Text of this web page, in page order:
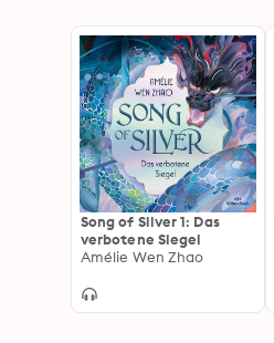
Song of Silver 1: Das
verbotene Siegel
Amélie Wen Zhao